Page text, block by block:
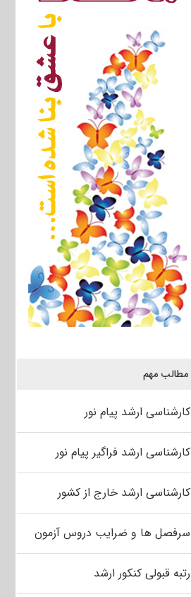
مطالب مهم
کارشناسی ارشد پیام نور
کارشناسی ارشد فراگیر پیام نور
کارشناسی ارشد خارج از کشور
سرفصل ها و ضرایب دروس آزمون
رتبه قبولی کنکور ارشد